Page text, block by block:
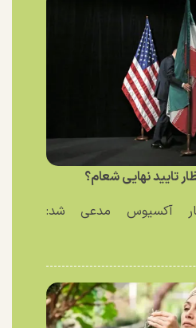
تایید نهایی شعام؟
آکسیوس مدعی شد: